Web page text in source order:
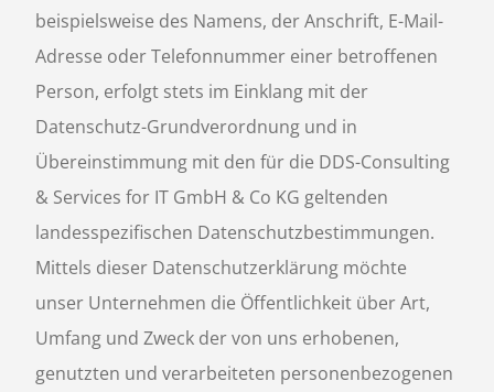
beispielsweise des Namens, der Anschrift, E-Mail-
Adresse oder Telefonnummer einer betroffenen
Person, erfolgt stets im Einklang mit der
Datenschutz-Grundverordnung und in
Übereinstimmung mit den für die DDS-Consulting
& Services for IT GmbH & Co KG geltenden
landesspezifischen Datenschutzbestimmungen.
Mittels dieser Datenschutzerklärung möchte
unser Unternehmen die Öffentlichkeit über Art,
Umfang und Zweck der von uns erhobenen,
genutzten und verarbeiteten personenbezogenen